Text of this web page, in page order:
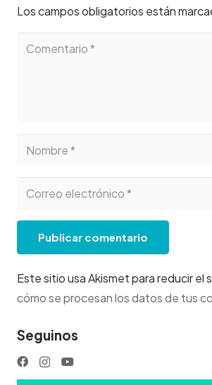
Los campos obligatorios están
Publicar comentario
Este sitio usa Akismet para reducir el
cómo se procesan los datos de tus
Seguinos